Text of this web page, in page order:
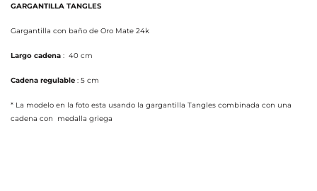
GARGANTILLA TANGLES
Gargantilla con baño de Oro Mate 24k
Largo cadena : 40 cm
Cadena regulable : 5 cm
* La modelo en la foto esta usando la gargantilla Tangles combinada con una
cadena con medalla griega